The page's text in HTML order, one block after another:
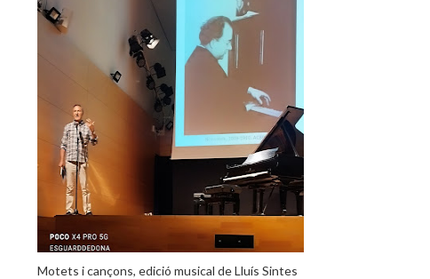
Motets i cançons, edició musical de Lluís Sintes